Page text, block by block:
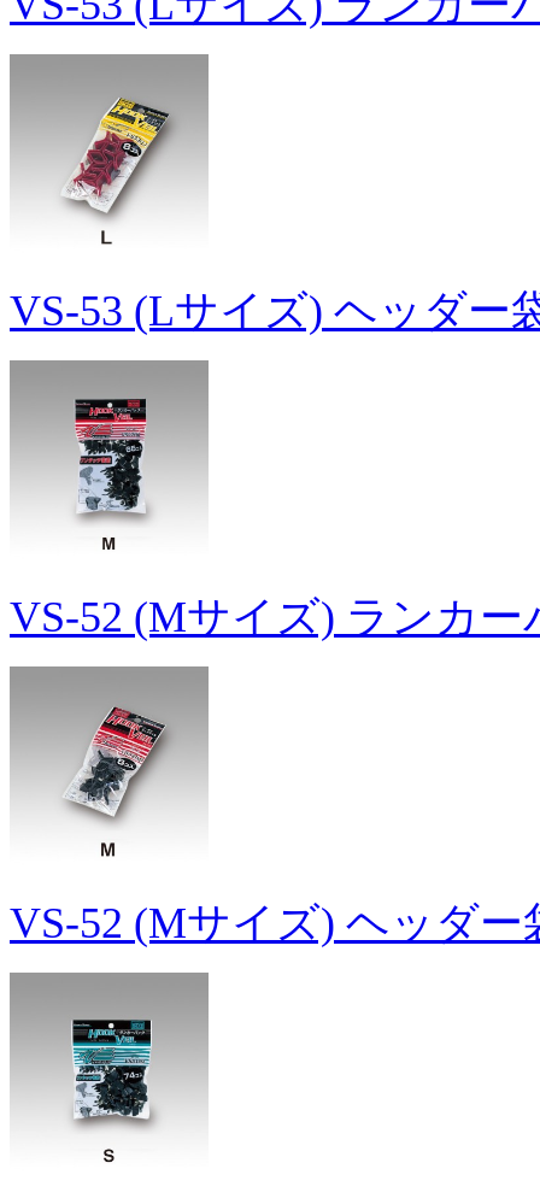
VS-53 (Lサイズ) ヘッダー
VS-52 (Mサイズ) ランカー
VS-52 (Mサイズ) ヘッダー